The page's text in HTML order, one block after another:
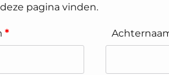
pagina vinden.
*